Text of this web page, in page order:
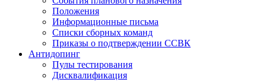
Положения
Информационные письма
Списки сборных команд
Приказы о подтверждении ССВК
Антидопинг
Пулы тестирования
Дисквалификация